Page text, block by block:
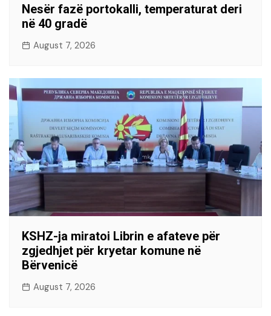
Nesër fazë portokalli, temperaturat deri
në 40 gradë
August 7, 2026
KSHZ-ja miratoi Librin e afateve për
zgjedhjet për kryetar komune në
Bërvenicë
August 7, 2026